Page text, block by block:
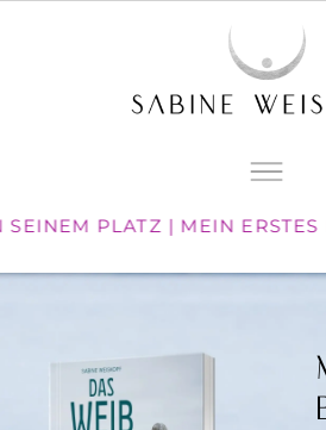
PLATZ | MEIN ERSTES